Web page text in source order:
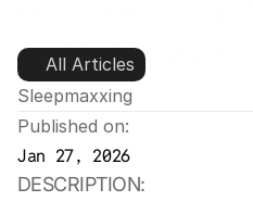
wirklich dahinter?
All Articles
Sleepmaxxing
Published on:
Jan 27, 2026
DESCRIPTION: